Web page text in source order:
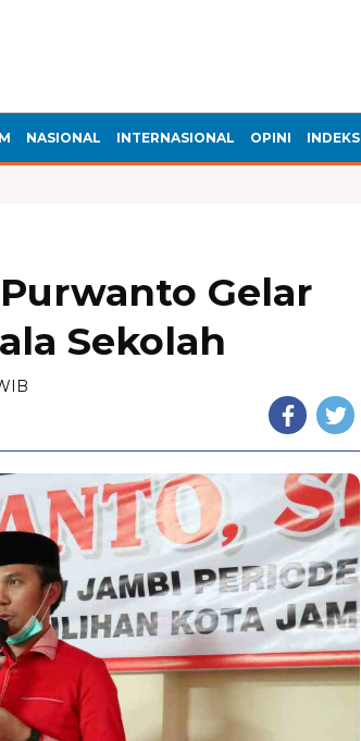
NASIONAL INTERNASIONAL OPINI INDEKS
Gelar
Sekolah